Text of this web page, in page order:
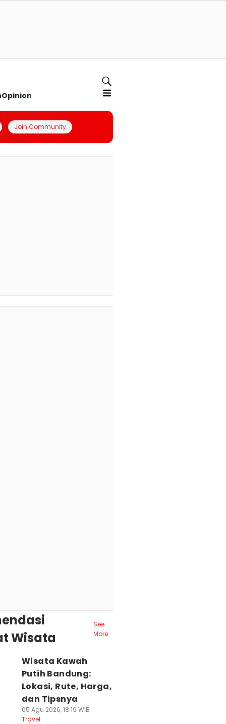
Opinion
Join Community
Wisata
See
More
Wisata Kawah
Putih Bandung:
Lokasi, Rute, Harga,
dan Tipsnya
05 Agu 2026, 18:19 WIB
Travel